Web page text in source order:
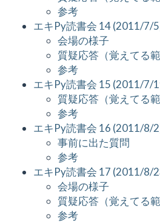
参考
エキPy読書会 14 (2011/7/
会場の様子
質疑応答（覚えてる範
参考
エキPy読書会 15 (2011/7/
質疑応答（覚えてる範
参考
エキPy読書会 16 (2011/8/
事前に出た質問
参考
エキPy読書会 17 (2011/8/
会場の様子
質疑応答（覚えてる範
参考